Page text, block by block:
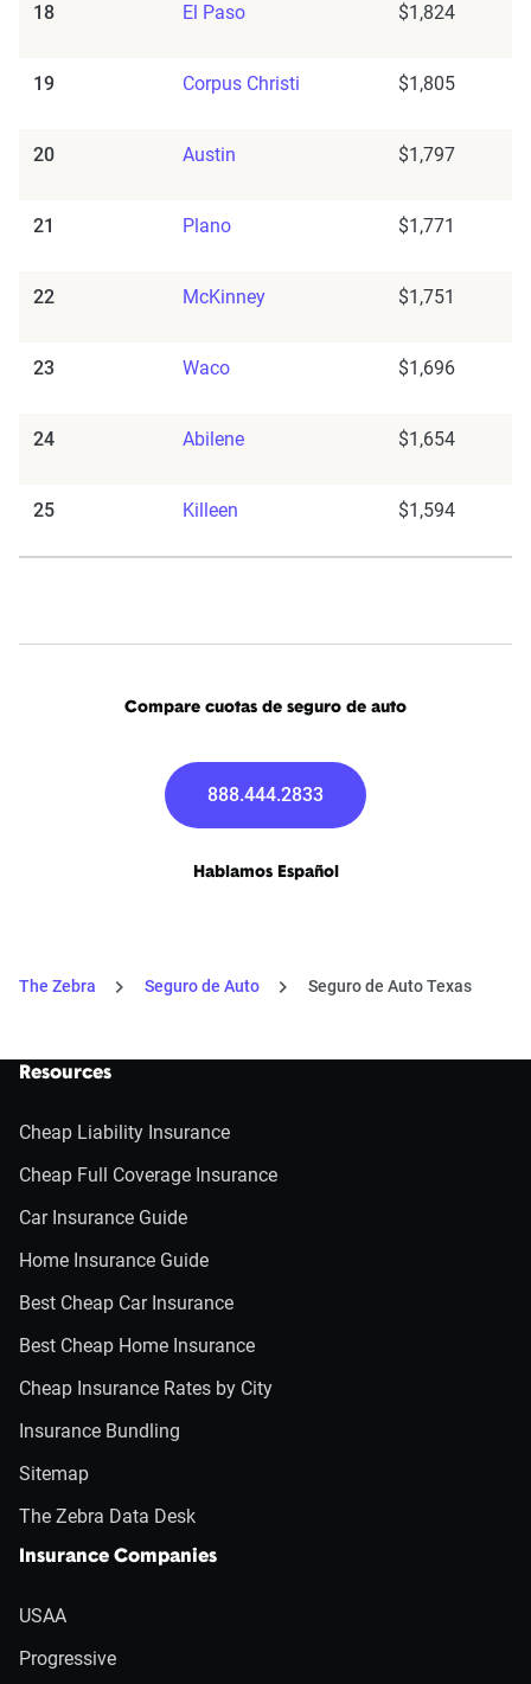
18 El Paso $1,824
19 Corpus Christi $1,805
20 Austin $1,797
21 Plano $1,771
22 McKinney $1,751
23 Waco $1,696
24 Abilene $1,654
25 Killeen $1,594
Compare cuotas de seguro de auto
888.444.2833
Hablamos Español
The Zebra Seguro de Auto Seguro de Auto Texas
Resources
Cheap Liability Insurance
Cheap Full Coverage Insurance
Car Insurance Guide
Home Insurance Guide
Best Cheap Car Insurance
Best Cheap Home Insurance
Cheap Insurance Rates by City
Insurance Bundling
Sitemap
The Zebra Data Desk
Insurance Companies
USAA
Progressive